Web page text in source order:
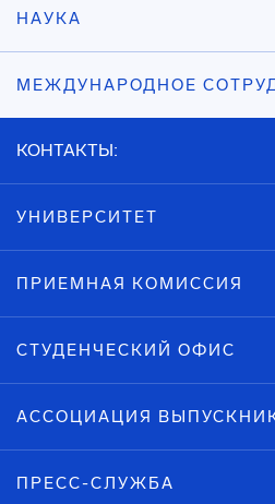
НАУКА
МЕЖДУНАРОДНОЕ
КОНТАКТЫ:
УНИВЕРСИТЕТ
ПРИЕМНАЯ КОМИССИЯ
СТУДЕНЧЕСКИЙ ОФИС
АССОЦИАЦИЯ
ПРЕСС-СЛУЖБА